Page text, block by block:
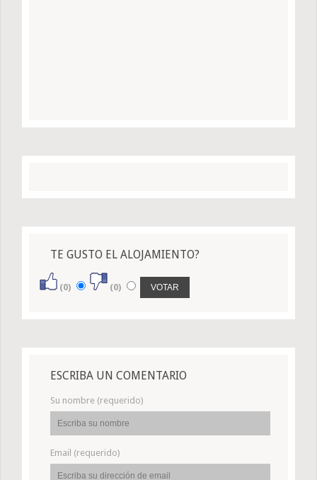
TE GUSTO EL ALOJAMIENTO?
(0) (0)
ESCRIBA UN COMENTARIO
Su nombre (requerido)
Email (requerido)